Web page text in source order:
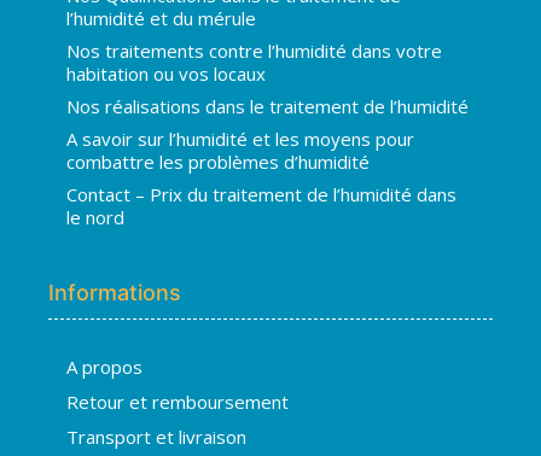
l’humidité et du mérule
Nos traitements contre l’humidité dans votre
habitation ou vos locaux
Nos réalisations dans le traitement de l’humidité
A savoir sur l’humidité et les moyens pour
combattre les problèmes d’humidité
Contact – Prix du traitement de l’humidité dans
le nord
Informations
A propos
Retour et remboursement
Transport et livraison
En ligne · répond en quelques secondes